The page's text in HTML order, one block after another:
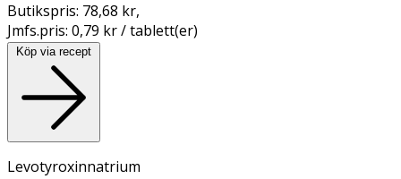
Butikspris: 78,68 kr,
Jmfs.pris: 0,79 kr / tablett(er)
Köp via recept
Levotyroxinnatrium